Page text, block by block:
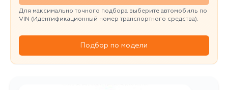
Для максимально точного подбора выберите автомобиль по
VIN (Идентификационный номер транспортного средства).
Подбор по модели